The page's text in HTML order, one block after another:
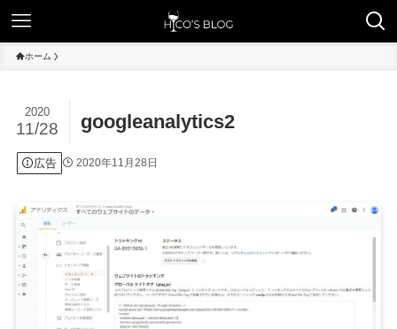
ホーム
googleanalytics2
2020
11/28
広告 2020年11月28日